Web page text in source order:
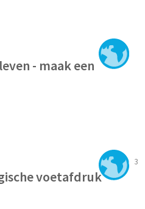
- maak een
3
voetafdruk